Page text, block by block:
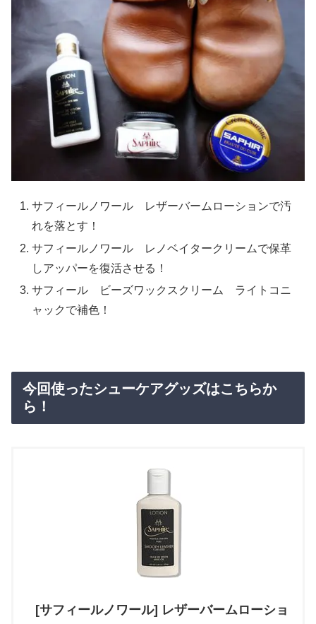
サフィールノワール レザーバームローションで汚
れを落とす！
サフィールノワール レノベイタークリームで保革
しアッパーを復活させる！
サフィール ビーズワックスクリーム ライトコニ
ャックで補色！
今回使ったシューケアグッズはこちらか
ら！
[サフィールノワール] レザーバームローショ